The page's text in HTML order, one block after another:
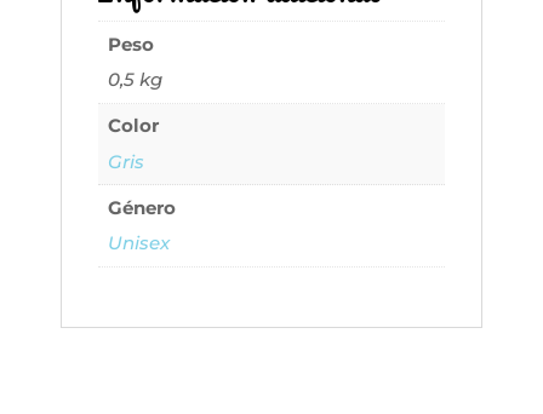
Peso
0,5 kg
Color
Gris
Género
Unisex